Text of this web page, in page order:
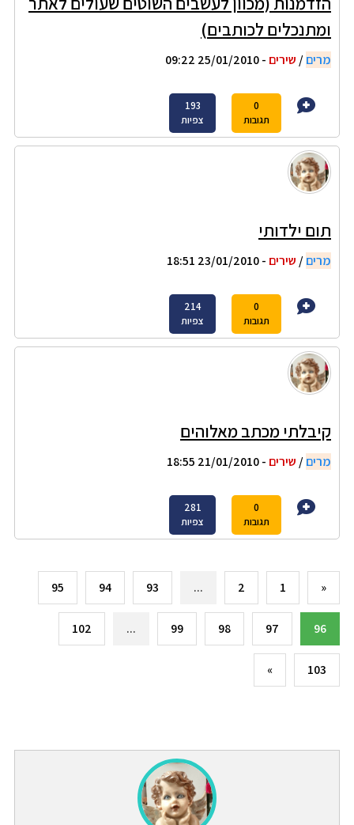
ומתנכלים לכותבים)
מרים/ שירים - 25/01/2010 09:22
0
תגובות
193
צפיות
תום ילדותי
מרים/ שירים - 23/01/2010 18:51
0
תגובות
214
צפיות
קיבלתי מכתב מאלוהים
מרים/ שירים - 21/01/2010 18:55
0
תגובות
281
צפיות
«
1
2
...
93
94
95
96
97
98
99
...
102
103
»